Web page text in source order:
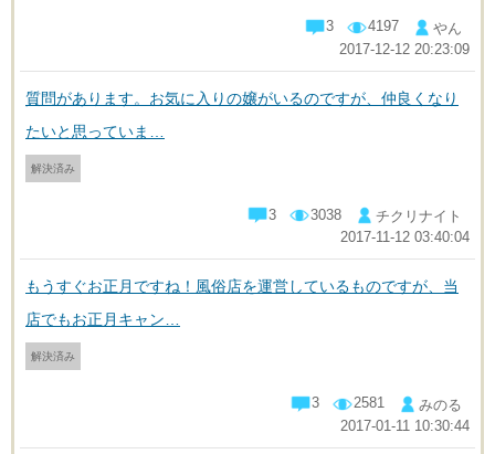
3 4197
やん
2017-12-12 20:23:09
質問があります。お気に入りの嬢がいるのですが、仲良くなり
たいと思っていま…
解決済み
3 3038
チクリナイト
2017-11-12 03:40:04
もうすぐお正月ですね！風俗店を運営しているものですが、当
店でもお正月キャン…
解決済み
3 2581
みのる
2017-01-11 10:30:44